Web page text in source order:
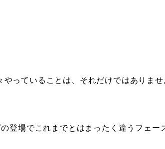
っていることは、それだけではありませ
登場でこれまでとはまったく違うフェー